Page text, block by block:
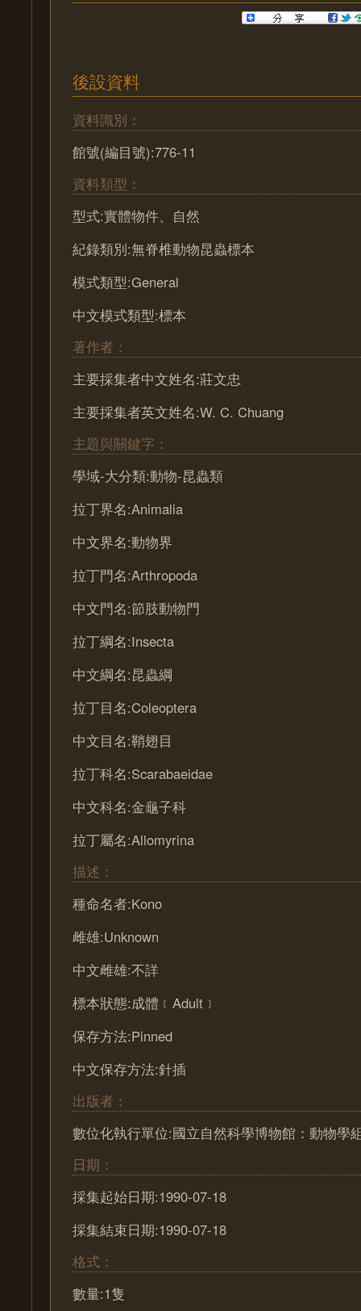
後設資料
資料識別：
館號(編目號):776-11
資料類型：
型式:實體物件、自然
紀錄類別:無脊椎動物昆蟲標本
模式類型:General
中文模式類型:標本
著作者：
主要採集者中文姓名:莊文忠
主要採集者英文姓名:W. C. Chuang
主題與關鍵字：
學域-大分類:動物-昆蟲類
拉丁界名:Animalia
中文界名:動物界
拉丁門名:Arthropoda
中文門名:節肢動物門
拉丁綱名:Insecta
中文綱名:昆蟲綱
拉丁目名:Coleoptera
中文目名:鞘翅目
拉丁科名:Scarabaeidae
中文科名:金龜子科
拉丁屬名:Allomyrina
描述：
種命名者:Kono
雌雄:Unknown
中文雌雄:不詳
標本狀態:成體﹝Adult﹞
保存方法:Pinned
中文保存方法:針插
出版者：
數位化執行單位:國立自然科學博物館：動物學
日期：
採集起始日期:1990-07-18
採集結束日期:1990-07-18
格式：
數量:1隻